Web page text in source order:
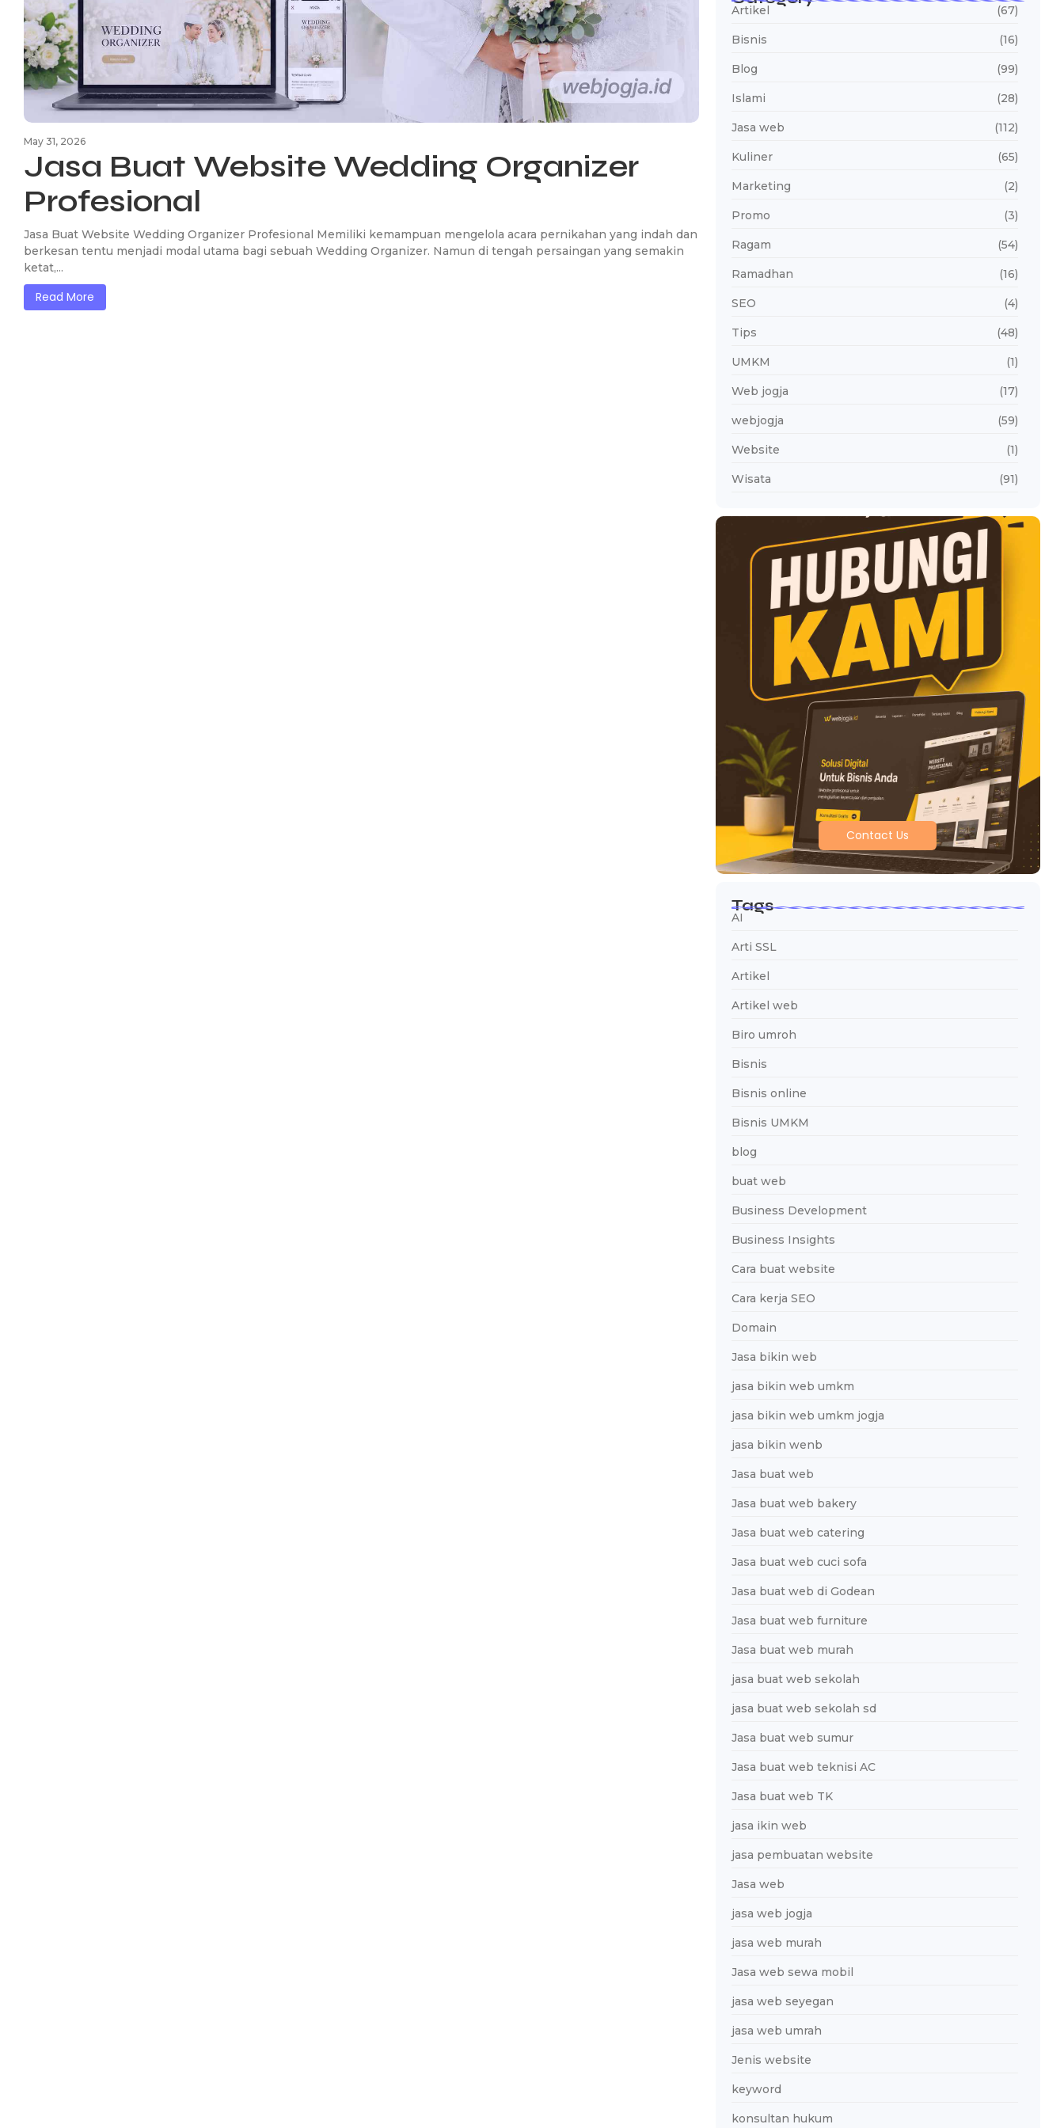
May 31, 2026
Jasa Buat Website Wedding Organizer
Profesional
Jasa Buat Website Wedding Organizer Profesional Memiliki kemampuan mengelola acara pernikahan yang indah dan
berkesan tentu menjadi modal utama bagi sebuah Wedding Organizer. Namun di tengah persaingan yang semakin
ketat,...
Read More
Artikel (67)
Bisnis (16)
Blog (99)
Islami (28)
Jasa web (112)
Kuliner (65)
Marketing (2)
Promo (3)
Ragam (54)
Ramadhan (16)
SEO (4)
Tips (48)
UMKM (1)
Web jogja (17)
webjogja (59)
Website (1)
Wisata (91)
Contact Us
Tags
AI
Arti SSL
Artikel
Artikel web
Biro umroh
Bisnis
Bisnis online
Bisnis UMKM
blog
buat web
Business Development
Business Insights
Cara buat website
Cara kerja SEO
Domain
Jasa bikin web
jasa bikin web umkm
jasa bikin web umkm jogja
jasa bikin wenb
Jasa buat web
Jasa buat web bakery
Jasa buat web catering
Jasa buat web cuci sofa
Jasa buat web di Godean
Jasa buat web furniture
Jasa buat web murah
jasa buat web sekolah
jasa buat web sekolah sd
Jasa buat web sumur
Jasa buat web teknisi AC
Jasa buat web TK
jasa ikin web
jasa pembuatan website
Jasa web
jasa web jogja
jasa web murah
Jasa web sewa mobil
jasa web seyegan
jasa web umrah
Jenis website
keyword
konsultan hukum